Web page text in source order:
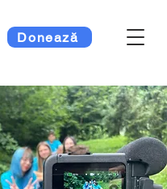
Donează